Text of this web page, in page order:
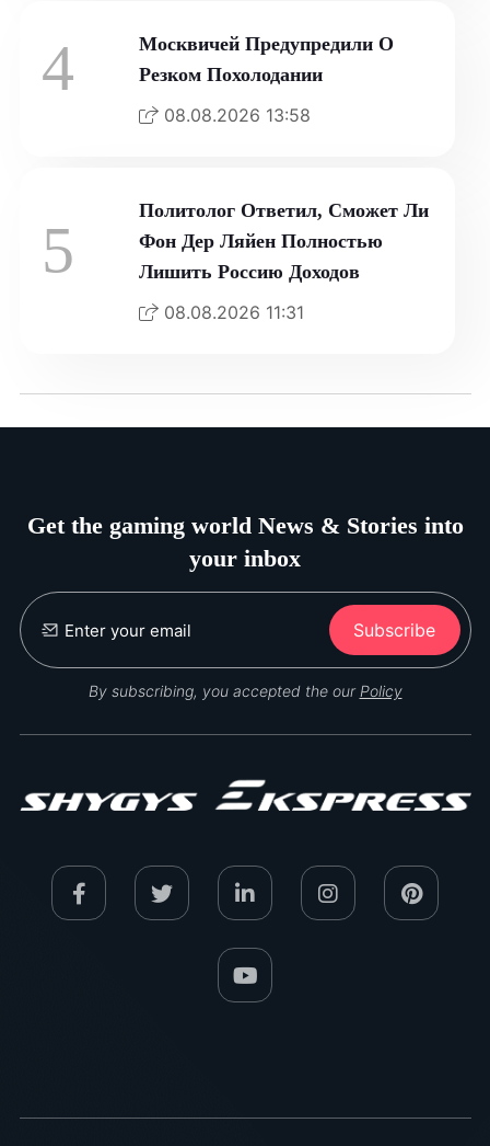
4
Москвичей Предупредили О
Резком Похолодании
08.08.2026 13:58
5
Политолог Ответил, Сможет Ли
Фон Дер Ляйен Полностью
Лишить Россию Доходов
08.08.2026 11:31
Get the gaming world News & Stories into
your inbox
Subscribe
By subscribing, you accepted the our Policy